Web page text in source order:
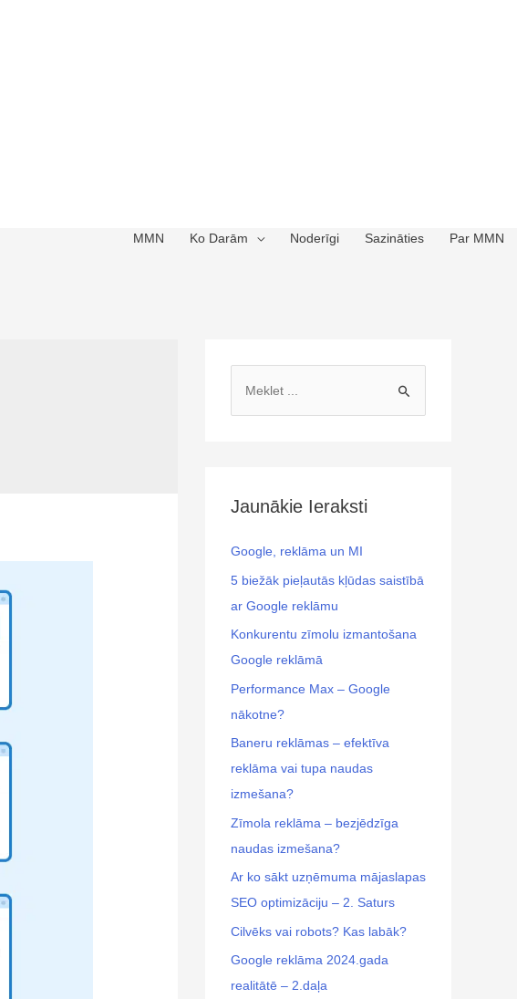
MMN Ko Darām Noderīgi Sazināties
Par MMN
Jaunākie Ieraksti
Google, reklāma un MI
5 biežāk pieļautās kļūdas saistībā
ar Google reklāmu
Konkurentu zīmolu izmantošana
Google reklāmā
Performance Max – Google
nākotne?
Baneru reklāmas – efektīva
reklāma vai tupa naudas
izmešana?
Zīmola reklāma – bezjēdzīga
naudas izmešana?
Ar ko sākt uzņēmuma mājaslapas
SEO optimizāciju – 2. Saturs
Cilvēks vai robots? Kas labāk?
Google reklāma 2024.gada
realitātē – 2.daļa